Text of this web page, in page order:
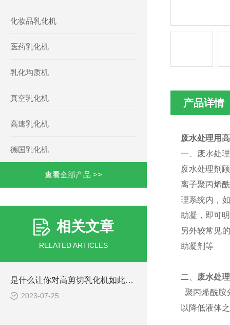
化妆品乳化机
医药乳化机
乳化均质机
真空乳化机
高速乳化机
德国乳化机
查看全部产品 >>
相关文章
RELATED ARTICLES
是什么让你对高剪切乳化机如此感兴趣的
2023-07-25
产品详情
废水处理用
一、废水处
废水处理剂
离子聚丙烯
理系统内，
助凝，即可
另外较常见
助凝剂等
二、
废水处
聚丙烯酰胺
以降低液体